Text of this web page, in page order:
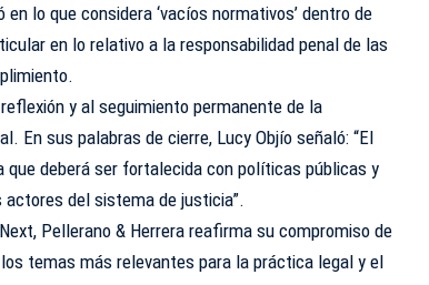
lo que considera ‘vacíos normativos’ dentro de
en lo relativo a la responsabilidad penal de las
y al seguimiento permanente de la
En sus palabras de cierre, Lucy Objío señaló: “El
que deberá ser fortalecida con políticas públicas y
del sistema de justicia”.
Pellerano & Herrera reafirma su compromiso de
temas más relevantes para la práctica legal y el